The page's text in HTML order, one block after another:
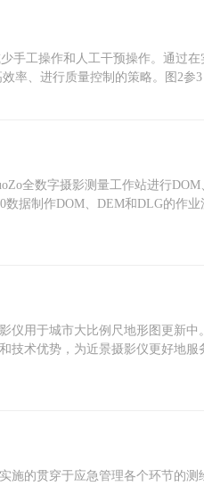
手工操作和人工干预操作。通过
率、进行质量控制的策略。图2参3
全数字摄影测量工作站进行
据制作DOM、DEM和DLG的作业
仪用于城市大比例尺地形图更新中
技术优势，为近景摄影仪更好地服
施的贯穿于应急管理各个环节的测